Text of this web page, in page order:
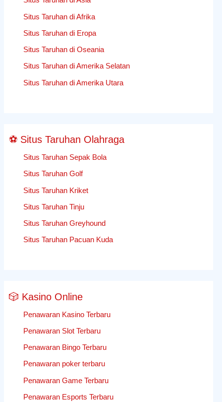
Situs Taruhan di Afrika
Situs Taruhan di Eropa
Situs Taruhan di Oseania
Situs Taruhan di Amerika Selatan
Situs Taruhan di Amerika Utara
⚽ Situs Taruhan Olahraga
Situs Taruhan Sepak Bola
Situs Taruhan Golf
Situs Taruhan Kriket
Situs Taruhan Tinju
Situs Taruhan Greyhound
Situs Taruhan Pacuan Kuda
🎲 Kasino Online
Penawaran Kasino Terbaru
Penawaran Slot Terbaru
Penawaran Bingo Terbaru
Penawaran poker terbaru
Penawaran Game Terbaru
Penawaran Esports Terbaru